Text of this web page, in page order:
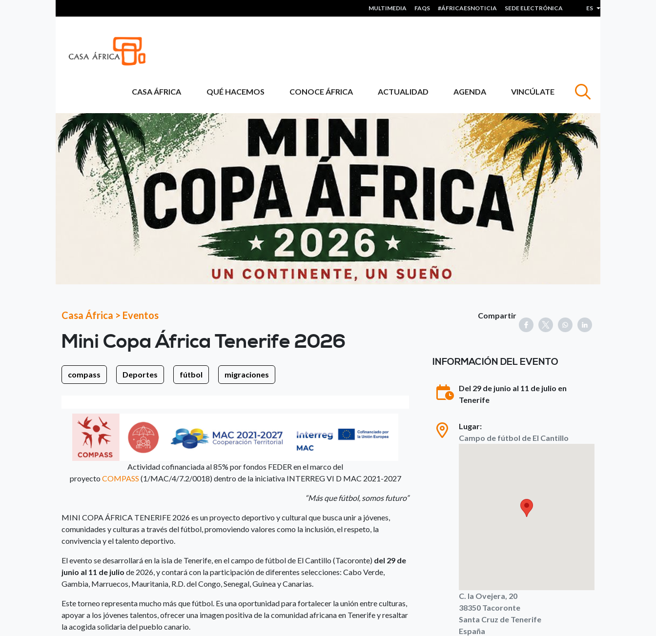
HEADER MENU
MULTIMEDIA FAQS #ÁFRICAESNOTICIA SEDE ELECTRÓNICA ES Lista adicional de
CASA ÁFRICA QUÉ HACEMOS CONOCE ÁFRICA ACTUALIDAD AGENDA VINCÚLATE
Casa África > Eventos
Mini Copa África Tenerife 2026
compass Deportes fútbol migraciones
Actividad cofinanciada al 85% por fondos FEDER en el marco del
proyecto COMPASS (1/MAC/4/7.2/0018) dentro de la iniciativa INTERREG VI D MAC 2021-2027
“Más que fútbol, somos futuro”
MINI COPA ÁFRICA TENERIFE 2026 es un proyecto deportivo y cultural que busca unir a jóvenes,
comunidades y culturas a través del fútbol, promoviendo valores como la inclusión, el respeto, la
convivencia y el talento deportivo.
El evento se desarrollará en la isla de Tenerife, en el campo de fútbol de El Cantillo (Tacoronte) del 29 de
junio al 11 de julio de 2026, y contará con la participación de diferentes selecciones: Cabo Verde,
Gambia, Marruecos, Mauritania, R.D. del Congo, Senegal, Guinea y Canarias.
Este torneo representa mucho más que fútbol. Es una oportunidad para fortalecer la unión entre culturas,
apoyar a los jóvenes talentos, ofrecer una imagen positiva de la comunidad africana en Tenerife y resaltar
la acogida solidaria del pueblo canario.
Compartir
INFORMACIÓN DEL EVENTO
Del 29 de junio al 11 de julio en
Tenerife
Lugar:
Campo de fútbol de El Cantillo
C. la Ovejera, 20
38350 Tacoronte
Santa Cruz de Tenerife
España